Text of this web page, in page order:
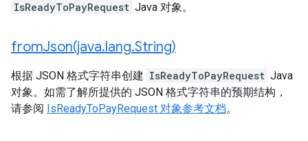
IsReadyToPayRequest Java 对象。
fromJson(java.lang.String)
根据 JSON 格式字符串创建 IsReadyToPayRequest Java
对象。如需了解所提供的 JSON 格式字符串的预期结构，
请参阅 IsReadyToPayRequest 对象参考文档。